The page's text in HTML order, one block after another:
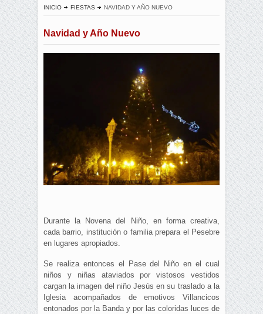
INICIO FIESTAS NAVIDAD Y AÑO NUEVO
Navidad y Año Nuevo
Durante la Novena del Niño, en forma creativa,
cada barrio, institución o familia prepara el Pesebre
en lugares apropiados.
Se realiza entonces el Pase del Niño en el cual
niños y niñas ataviados por vistosos vestidos
cargan la imagen del niño Jesús en su traslado a la
Iglesia acompañados de emotivos Villancicos
entonados por la Banda y por las coloridas luces de